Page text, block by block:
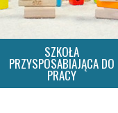
SZKOŁA
PRZYSPOSABIAJĄCA DO
PRACY